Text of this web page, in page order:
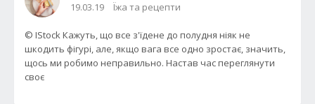
19.03.19 Їжа та рецепти
© IStock Кажуть, що все з'їдене до полудня ніяк не
шкодить фігурі, але, якщо вага все одно зростає, значить,
щось ми робимо неправильно. Настав час переглянути
своє